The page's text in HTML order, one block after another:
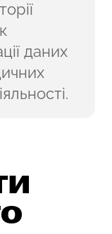
даних